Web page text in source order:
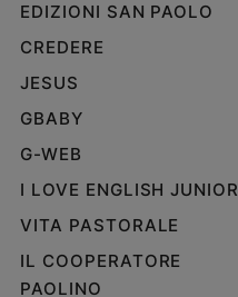
EDIZIONI SAN PAOLO
CREDERE
JESUS
GBABY
G-WEB
I LOVE ENGLISH JUNIOR
VITA PASTORALE
IL COOPERATORE
PAOLINO